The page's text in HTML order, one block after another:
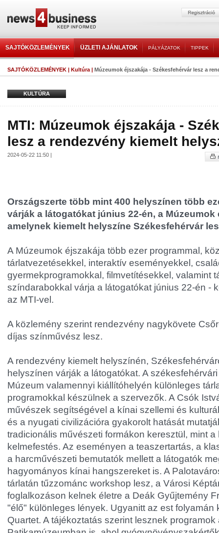
SAJTÓKÖZLEMÉNYEK ÜZLETI AJÁNLATOK PÁLYÁZATOK TIPPEK
SAJTÓKÖZLEMÉNYEK | Kultúra | Múzeumok éjszakája - Székesfehérvár lesz a
KULTÚRA
MTI: Múzeumok éjszakája -
lesz a rendezvény kiemelt
2024-05-22 11:50 |
Országszerte több mint 400 helyszínen több
várják a látogatókat június 22-én, a Múzeumok
amelynek kiemelt helyszíne Székesfehérvár
A Múzeumok éjszakája több ezer programmal,
tárlatvezetésekkel, interaktív eseményekkel,
gyermekprogramokkal, filmvetítésekkel, valamint
színdarabokkal várja a látogatókat június 22-én -
az MTI-vel.
A közlemény szerint rendezvény nagykövete
díjas színművész lesz.
A rendezvény kiemelt helyszínén,
helyszínen várják a látogatókat. A
Múzeum valamennyi kiállítóhelyén különleges
programokkal készülnek a szervezők. A Csók
művészek segítségével a kínai szellemi és
és a nyugati civilizációra gyakorolt hatását
tradicionális művészeti formákon keresztül, mint a
kelmefestés. Az eseményen a teaszertartás, a
a harcművészeti bemutatók mellett a látogatók
hagyományos kínai hangszereket is. A
tárlatán tűzzománc workshop lesz, a Városi
foglalkozáson kelnek életre a Deák Gyűjtemény
"élő" különleges lények. Ugyanitt az est folyamán
Quartet. A tájékoztatás szerint lesznek